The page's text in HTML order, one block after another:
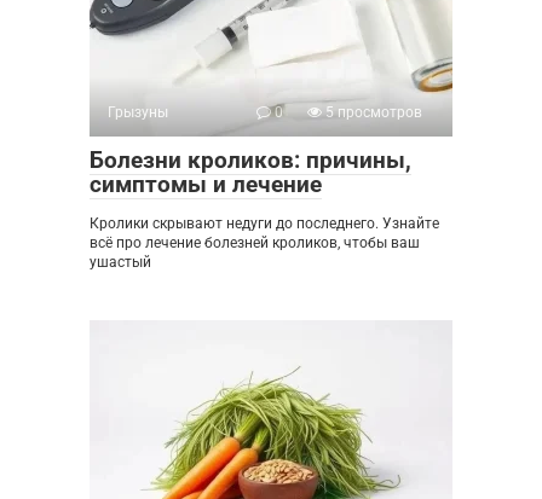
Грызуны 0 5 просмотров
Болезни кроликов: причины,
симптомы и лечение
Кролики скрывают недуги до последнего. Узнайте
всё про лечение болезней кроликов, чтобы ваш
ушастый